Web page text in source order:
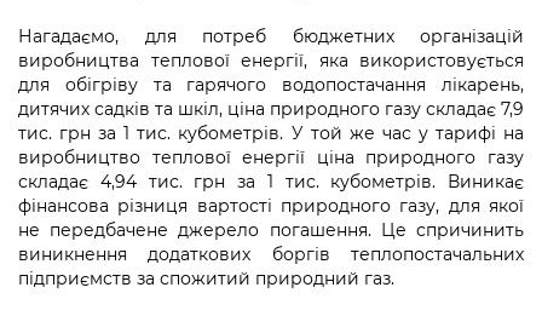
Нагадаємо, для потреб бюджетних організацій
виробництва теплової енергії, яка використовується
для обігріву та гарячого водопостачання лікарень,
дитячих садків та шкіл, ціна природного газу складає 7,9
тис. грн за 1 тис. кубометрів. У той же час у тарифі на
виробництво теплової енергії ціна природного газу
складає 4,94 тис. грн за 1 тис. кубометрів. Виникає
фінансова різниця вартості природного газу, для якої
не передбачене джерело погашення. Це спричинить
виникнення додаткових боргів теплопостачальних
підприємств за спожитий природний газ.